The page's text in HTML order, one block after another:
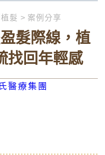
髮 案例分享
髮際線，植
找回年輕感
醫療集團